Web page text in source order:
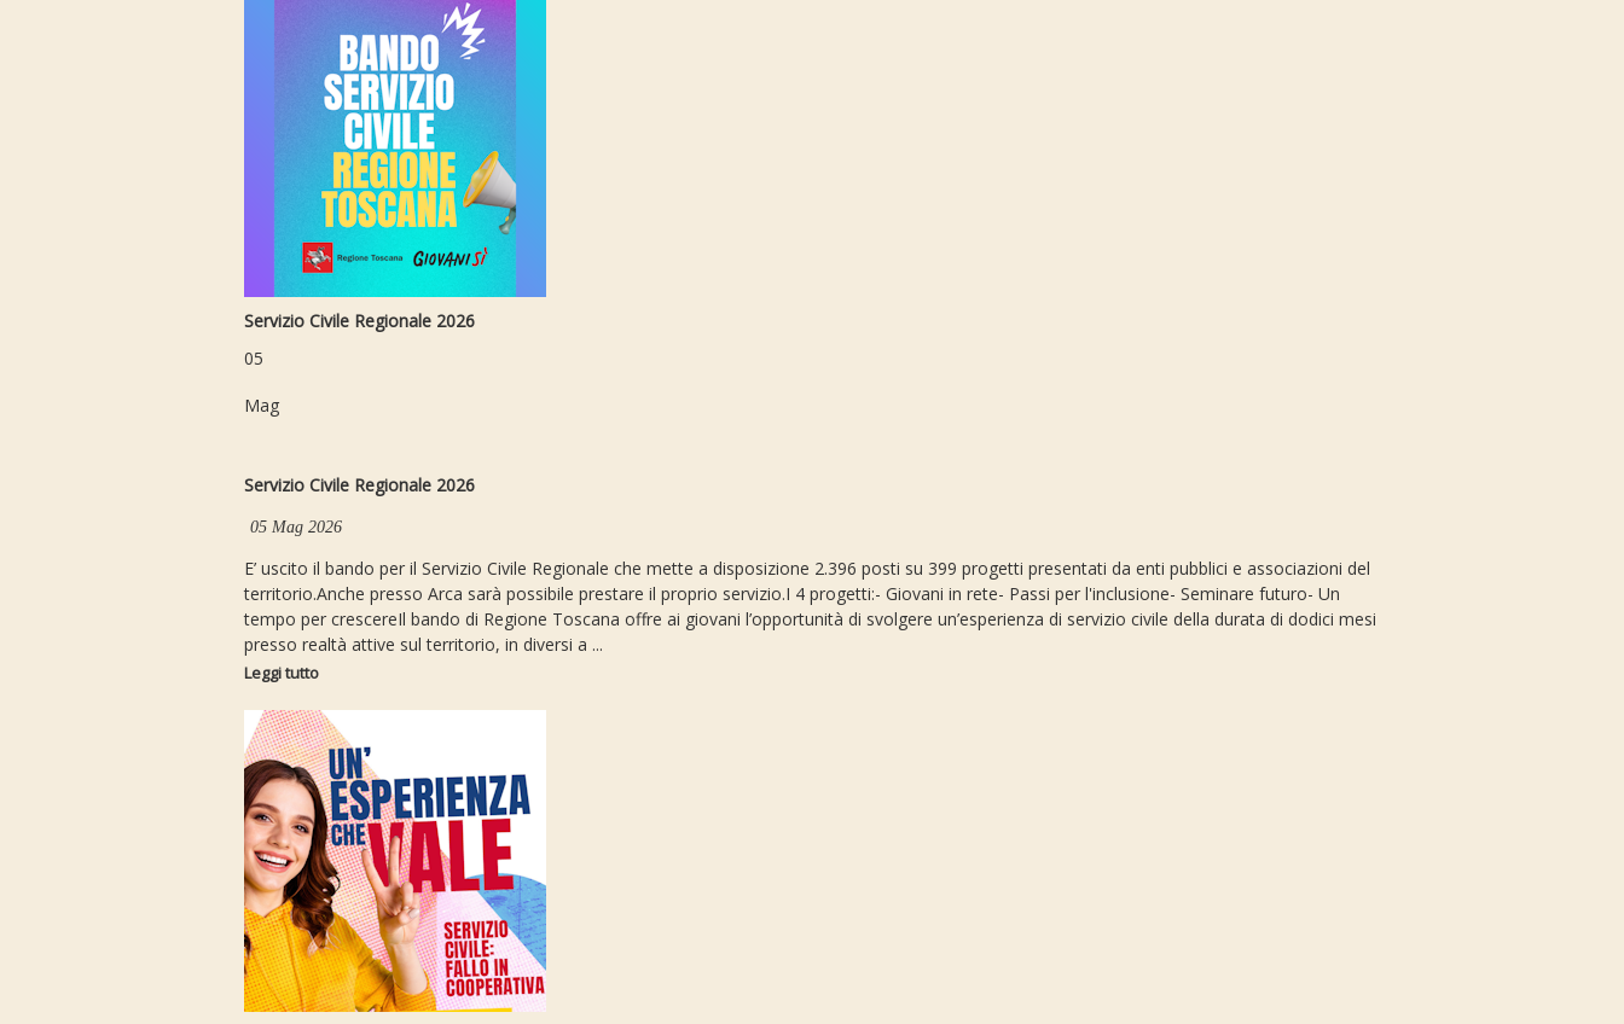
Servizio Civile Regionale 2026
05
Mag
Servizio Civile Regionale 2026
05 Mag 2026
E’ uscito il bando per il Servizio Civile Regionale che mette a disposizione 2.396 posti su 399 progetti presentati da enti pubblici e associazioni del
territorio.Anche presso Arca sarà possibile prestare il proprio servizio.I 4 progetti:- Giovani in rete- Passi per l'inclusione- Seminare futuro- Un
tempo per crescereIl bando di Regione Toscana offre ai giovani l’opportunità di svolgere un’esperienza di servizio civile della durata di dodici mesi
presso realtà attive sul territorio, in diversi a ...
Leggi tutto